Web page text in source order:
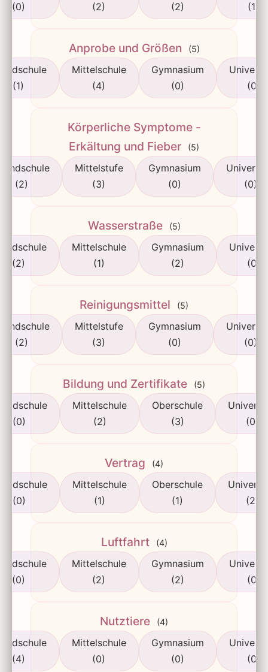
(0)
(2)
(2)
(1)
Anprobe und Größen (5)
(1)
Mittelschule
(4)
Gymnasium
(0)
(0)
Körperliche Symptome -
Erkältung und Fieber
(5)
(2)
Mittelstufe
(3)
Gymnasium
(0)
(0)
Wasserstraße (5)
(2)
Mittelschule
(1)
Gymnasium
(2)
(0)
Reinigungsmittel (5)
(2)
Mittelstufe
(3)
Gymnasium
(0)
(0)
Bildung und Zertifikate (5)
(0)
Mittelschule
(2)
Oberschule
(3)
(0)
Vertrag (4)
(0)
Mittelschule
(1)
Oberschule
(1)
(2)
Luftfahrt (4)
(0)
Mittelschule
(2)
Gymnasium
(2)
(0)
Nutztiere (4)
(4)
Mittelschule
(0)
Gymnasium
(0)
(0)